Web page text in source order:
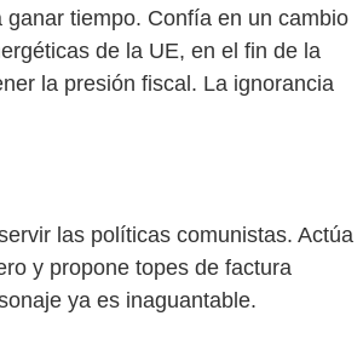
ganar tiempo. Confía en un cambio
de la UE, en el fin de la
la presión fiscal. La ignorancia
las políticas comunistas. Actúa
y propone topes de factura
ya es inaguantable.